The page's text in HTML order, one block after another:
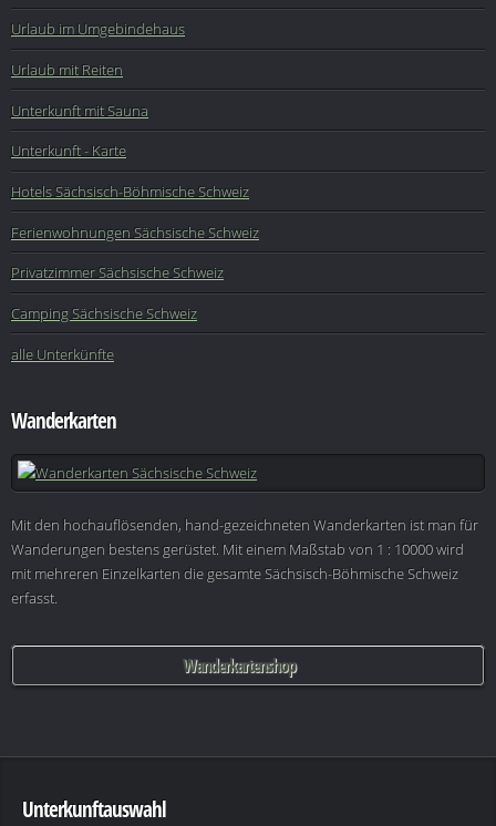
Urlaub im Umgebindehaus
Urlaub mit Reiten
Unterkunft mit Sauna
Unterkunft - Karte
Hotels Sächsisch-Böhmische Schweiz
Ferienwohnungen Sächsische Schweiz
Privatzimmer Sächsische Schweiz
Camping Sächsische Schweiz
alle Unterkünfte
Wanderkarten
Mit den hochauflösenden, hand-gezeichneten Wanderkarten ist man für
Wanderungen bestens gerüstet. Mit einem Maßstab von 1 : 10000 wird
mit mehreren Einzelkarten die gesamte Sächsisch-Böhmische Schweiz
erfasst.
Wanderkartenshop
Unterkunftauswahl